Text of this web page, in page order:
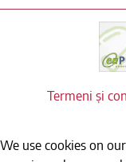
Termeni și
We use cookies on